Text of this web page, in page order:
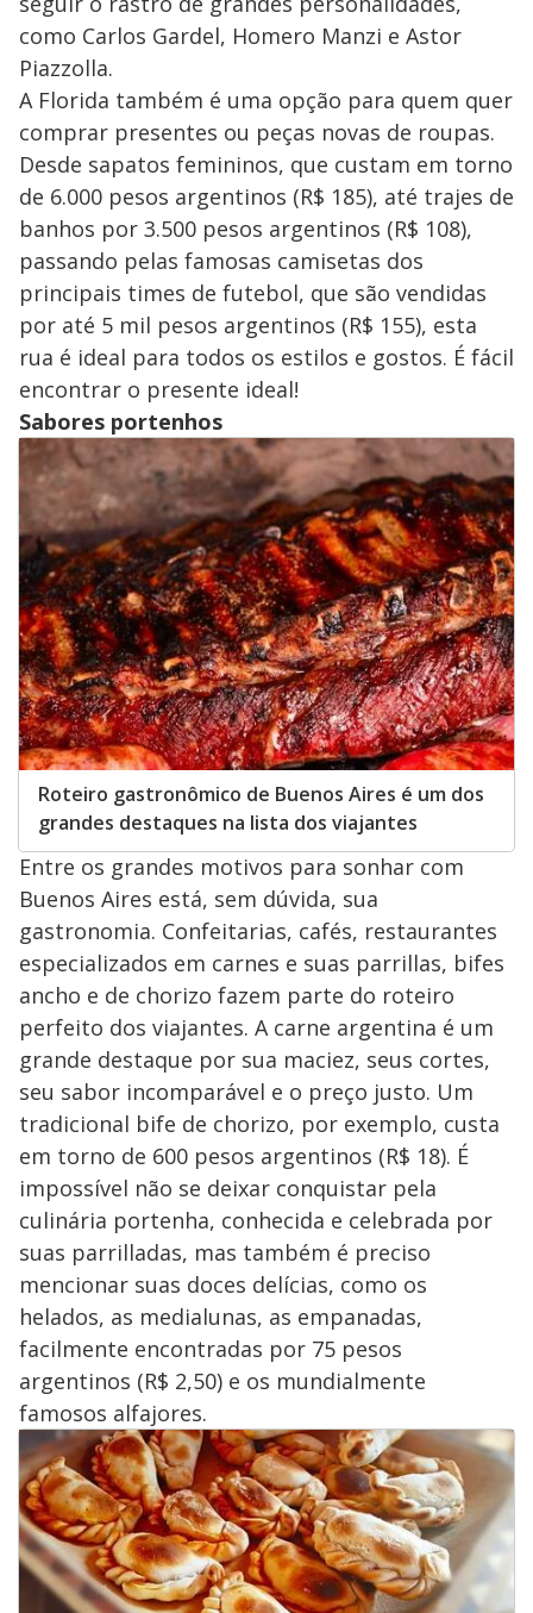
como Carlos Gardel, Homero Manzi e Astor
Piazzolla.
A Florida também é uma opção para quem quer
comprar presentes ou peças novas de roupas.
Desde sapatos femininos, que custam em torno
de 6.000 pesos argentinos (R$ 185), até trajes de
banhos por 3.500 pesos argentinos (R$ 108),
passando pelas famosas camisetas dos
principais times de futebol, que são vendidas
por até 5 mil pesos argentinos (R$ 155), esta
rua é ideal para todos os estilos e gostos. É fácil
encontrar o presente ideal!
Sabores portenhos
Roteiro gastronômico de Buenos Aires é um dos
grandes destaques na lista dos viajantes
Entre os grandes motivos para sonhar com
Buenos Aires está, sem dúvida, sua
gastronomia. Confeitarias, cafés, restaurantes
especializados em carnes e suas parrillas, bifes
ancho e de chorizo fazem parte do roteiro
perfeito dos viajantes. A carne argentina é um
grande destaque por sua maciez, seus cortes,
seu sabor incomparável e o preço justo. Um
tradicional bife de chorizo, por exemplo, custa
em torno de 600 pesos argentinos (R$ 18). É
impossível não se deixar conquistar pela
culinária portenha, conhecida e celebrada por
suas parrilladas, mas também é preciso
mencionar suas doces delícias, como os
helados, as medialunas, as empanadas,
facilmente encontradas por 75 pesos
argentinos (R$ 2,50) e os mundialmente
famosos alfajores.